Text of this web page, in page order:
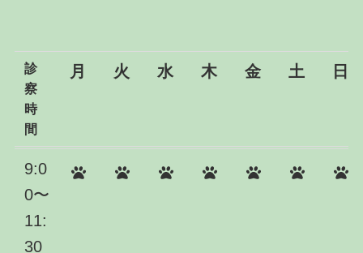
診
察
時
間
月 火 水 木 金 土 日
9:0
0〜
11:
30